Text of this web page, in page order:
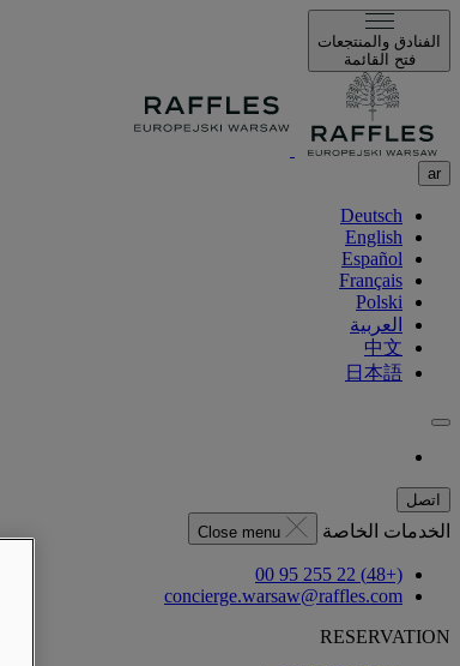
الفنادق والمنتجعات
فتح القائمة
ar
Deutsch
English
Español
Français
Polski
العربية
中文
日本語
اتصل
الخدمات الخاصة Close menu
(+48) 22 255 95 00
concierge.warsaw@raffles.com
RESERVATION